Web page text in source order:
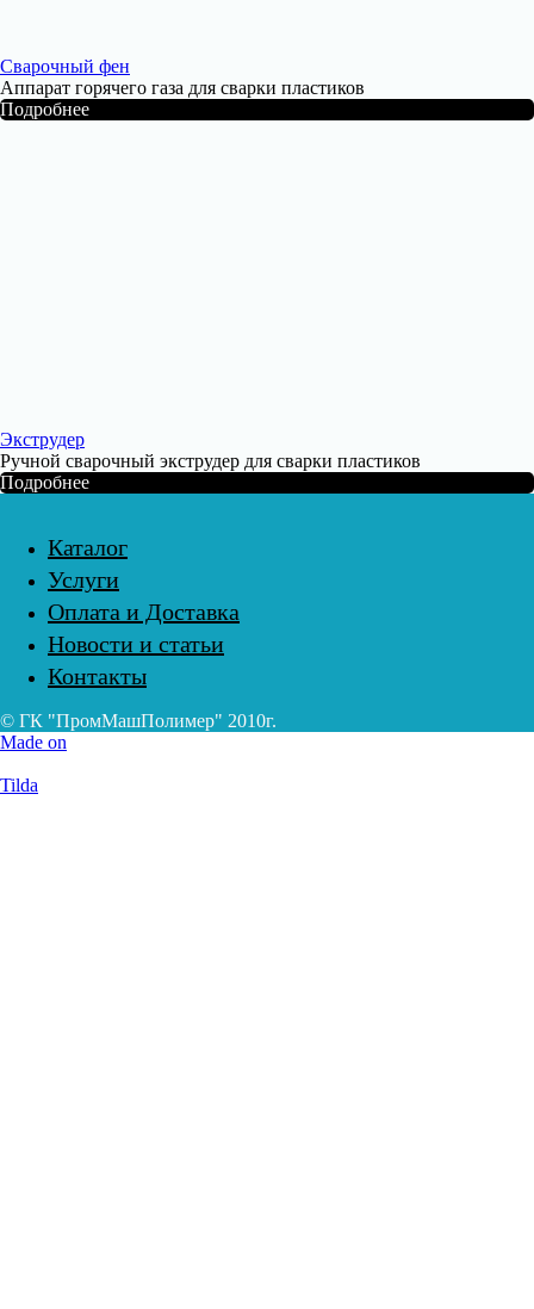
Сварочный фен
Аппарат горячего газа для сварки пластиков
Подробнее
Экструдер
Ручной сварочный экструдер для сварки пластиков
Подробнее
Каталог
Услуги
Оплата и Доставка
Новости и статьи
Контакты
© ГК "ПромМашПолимер" 2010г.
Made on
Tilda